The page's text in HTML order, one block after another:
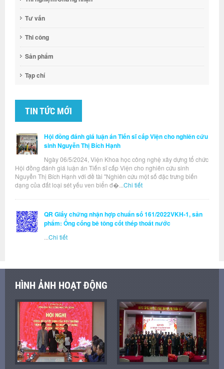
Tư vấn
Thi công
Sản phẩm
Tạp chí
TIN TỨC MỚI
Hội đồng đánh giá luận án Tiến sĩ cấp Viện cho nghiên cứu
sinh Nguyễn Thị Bích Hạnh
Ngày 06/5/2024, Viện Khoa học công nghệ xây dựng tổ chức
Hội đồng đánh giá luận án Tiến sĩ cấp Viện cho nghiên cứu sinh
Nguyễn Thị Bích Hạnh với đề tài "Nghiên cứu một số đặc trưng biến
dạng của đất loại sét yếu ven biển đ�... Chi tiết
QR Giấy chứng nhận hợp chuẩn số 161/2022VKH-1, sản
phẩm: Ống cống bê tông cốt thép thoát nước
Chi tiết
HÌNH ẢNH HOẠT ĐỘNG